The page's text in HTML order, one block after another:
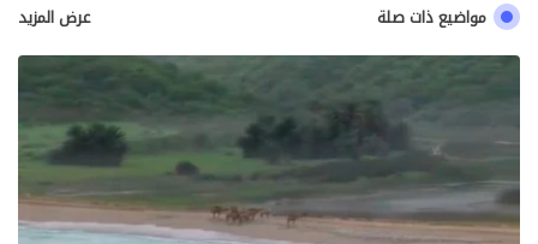
مواضيع ذات صلة عرض المزيد